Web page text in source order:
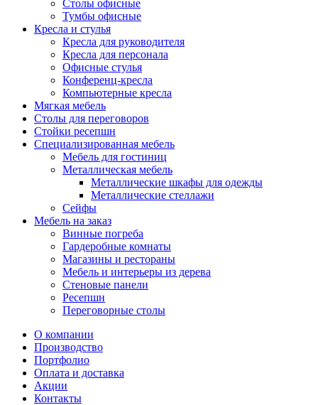
Столы офисные
Тумбы офисные
Кресла и стулья
Кресла для руководителя
Кресла для персонала
Офисные стулья
Конференц-кресла
Компьютерные кресла
Мягкая мебель
Столы для переговоров
Стойки ресепшн
Специализированная мебель
Мебель для гостиниц
Металлическая мебель
Металлические шкафы для одежды
Металлические стеллажи
Сейфы
Мебель на заказ
Винные погреба
Гардеробные комнаты
Магазины и рестораны
Мебель и интерьеры из дерева
Стеновые панели
Ресепшн
Переговорные столы
О компании
Производство
Портфолио
Оплата и доставка
Акции
Контакты